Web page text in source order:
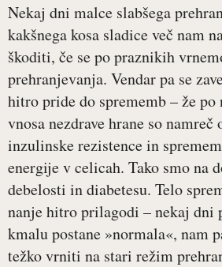
Nekaj dni malce slabšega
kakšnega kosa sladice več nam
škoditi, če se po praznikih
prehranjevanja. Vendar pa se
hitro pride do sprememb – že po
vnosa nezdrave hrane so namreč
inzulinske rezistence in
energije v celicah. Tako smo na
debelosti in diabetesu. Telo
nanje hitro prilagodi – nekaj dni
kmalu postane »normala«, nam
težko vrniti na stari režim